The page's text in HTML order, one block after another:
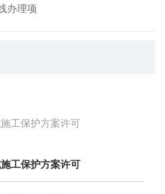
办理项
工保护方案许可
工保护方案许可